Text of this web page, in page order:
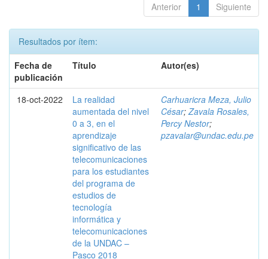
Anterior 1 Siguiente
Resultados por ítem:
Fecha de
publicación
Título Autor(es)
18-oct-2022
La realidad
aumentada del nivel
0 a 3, en el
aprendizaje
significativo de las
telecomunicaciones
para los estudiantes
del programa de
estudios de
tecnología
informática y
telecomunicaciones
de la UNDAC –
Pasco 2018
Carhuaricra Meza, Julio
César;Zavala Rosales,
Percy Nestor;
pzavalar@undac.edu.pe